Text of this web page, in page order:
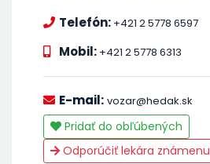
Telefón: +421 2 5778 6597
Mobil: +421 2 5778 6313
E-mail: vozar@hedak.sk
Pridať do obľúbených
Odporúčiť lekára známenu